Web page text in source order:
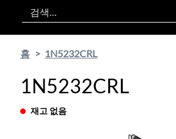
검색
홈 1N5232CRL
1N5232CRL
재고 없음